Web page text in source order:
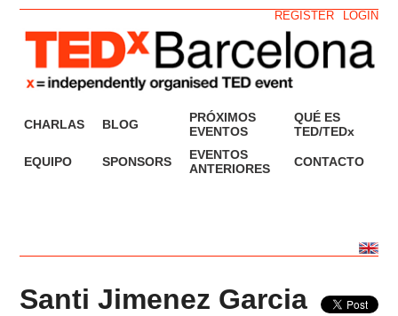
LOGIN
REGISTER
CHARLAS BLOG
PRÓXIMOS
EVENTOS
QUÉ ES
TED/TEDx
EQUIPO SPONSORS
EVENTOS
ANTERIORES
CONTACTO
Santi Jimenez Garcia